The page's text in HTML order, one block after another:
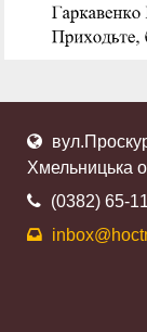
Хмельницька
(0382) 65-